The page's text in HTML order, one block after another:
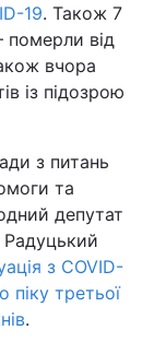
19. Також 7
від
вчора
із підозрою
з питань
та
депутат
з СOVID-
піку третьої
.